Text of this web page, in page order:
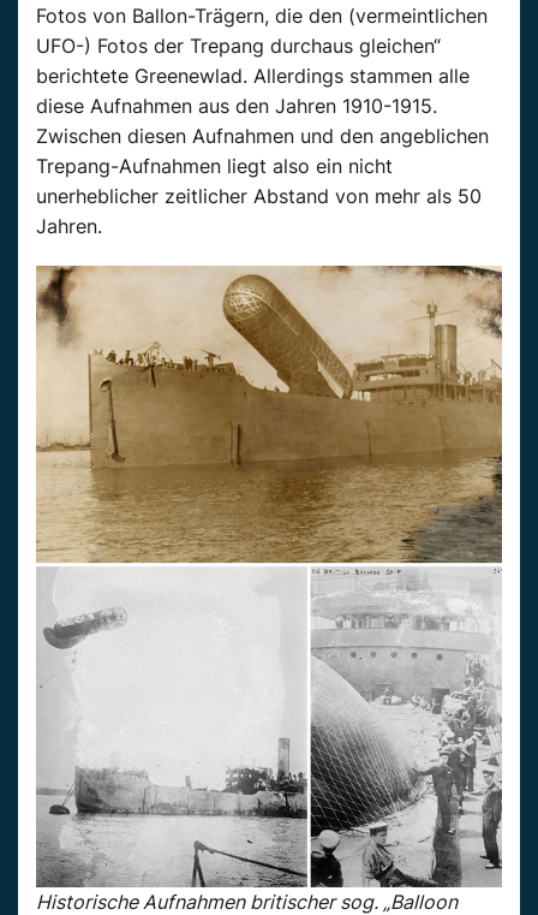
Fotos von Ballon-Trägern, die den (vermeintlichen
UFO-) Fotos der Trepang durchaus gleichen“
berichtete Greenewlad. Allerdings stammen alle
diese Aufnahmen aus den Jahren 1910-1915.
Zwischen diesen Aufnahmen und den angeblichen
Trepang-Aufnahmen liegt also ein nicht
unerheblicher zeitlicher Abstand von mehr als 50
Jahren.
Historische Aufnahmen britischer sog. „Balloon